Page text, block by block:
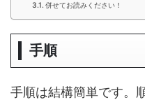
併せてお読みください！
手順
手順は結構簡単です。